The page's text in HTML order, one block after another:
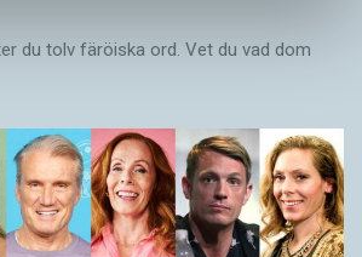
du tolv färöiska ord. Vet du vad dom